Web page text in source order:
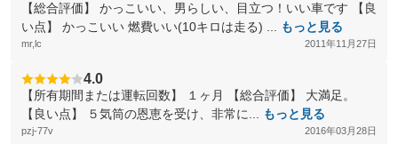
【総合評価】 かっこいい、男らしい、目立つ！いい車です 【良
い点】 かっこいい 燃費いい(10キロは走る) ...
もっと見る
mr,lc 2011年11月27日
4.0
【所有期間または運転回数】 １ヶ月 【総合評価】 大満足。
【良い点】 ５気筒の恩恵を受け、非常に...
もっと見る
pzj-77v 2016年03月28日